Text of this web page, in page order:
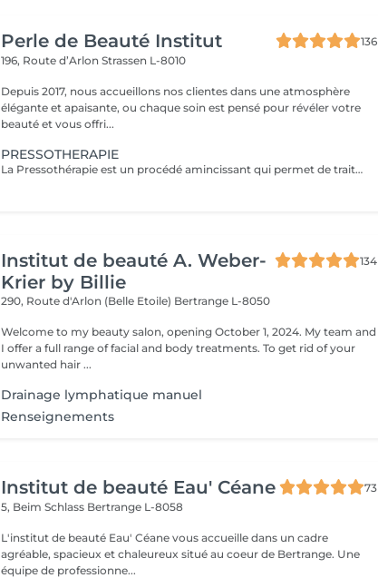
Perle de Beauté Institut
136
196, Route d’ArlonStrassen L-8010
Depuis 2017, nous accueillons nos clientes dans une atmosphère
élégante et apaisante, ou chaque soin est pensé pour révéler votre
beauté et vous offri...
PRESSOTHERAPIE
La Pressothérapie est un procédé amincissant qui permet de traiter les problèmes de rétention d'eau, de circulation sanguine, et soulagé les jambes lourdes. Cette technique mécanique agit comme un drainage lymphatique. Nous utilisons un appareil de Pressothérapie qui opére un massage par compression et décompression. Les alvéoles des accessoires se remplissent d'air à un rythme varié et exercent des pressions multiples et douces sur les parties traitées.
Institut de beauté A. Weber-
Krier by Billie
134
290, Route d'Arlon (Belle Etoile) Bertrange L-8050
Welcome to my beauty salon, opening October 1, 2024. My team and
I offer a full range of facial and body treatments. To get rid of your
unwanted hair ...
Drainage lymphatique manuel
Renseignements
Institut de beauté Eau' Céane
73
5, Beim Schlass Bertrange L-8058
L'institut de beauté Eau' Céane vous accueille dans un cadre
agréable, spacieux et chaleureux situé au coeur de Bertrange. Une
équipe de professionne...